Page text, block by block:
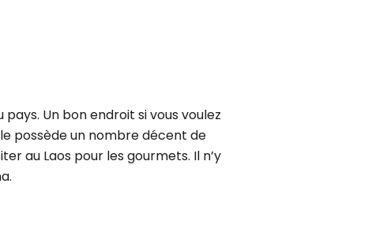
Un bon endroit si vous voulez
possède un nombre décent de
au Laos pour les gourmets. Il n’y